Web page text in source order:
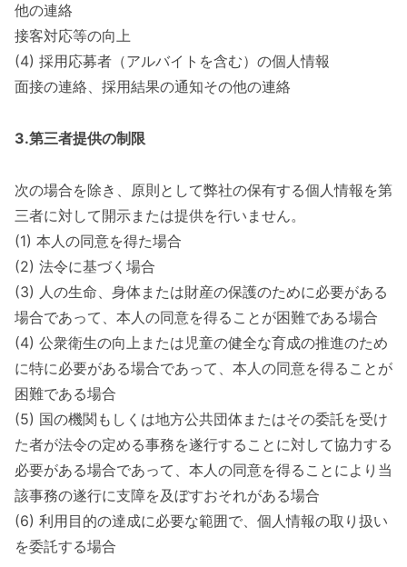
他の連絡
接客対応等の向上
(4) 採用応募者（アルバイトを含む）の個人情報
面接の連絡、採用結果の通知その他の連絡
3.第三者提供の制限
次の場合を除き、原則として弊社の保有する個人情報を第
三者に対して開示または提供を行いません。
(1) 本人の同意を得た場合
(2) 法令に基づく場合
(3) 人の生命、身体または財産の保護のために必要がある
場合であって、本人の同意を得ることが困難である場合
(4) 公衆衛生の向上または児童の健全な育成の推進のため
に特に必要がある場合であって、本人の同意を得ることが
困難である場合
(5) 国の機関もしくは地方公共団体またはその委託を受け
た者が法令の定める事務を遂行することに対して協力する
必要がある場合であって、本人の同意を得ることにより当
該事務の遂行に支障を及ぼすおそれがある場合
(6) 利用目的の達成に必要な範囲で、個人情報の取り扱い
を委託する場合